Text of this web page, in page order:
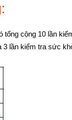
tổng cộng 10 lần
lần kiểm tra sức